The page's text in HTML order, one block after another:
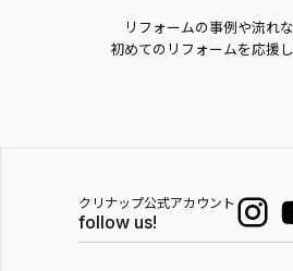
リフォームの事例や流れ
初めての リフォームを応援
クリナップ公式アカウント
follow us!